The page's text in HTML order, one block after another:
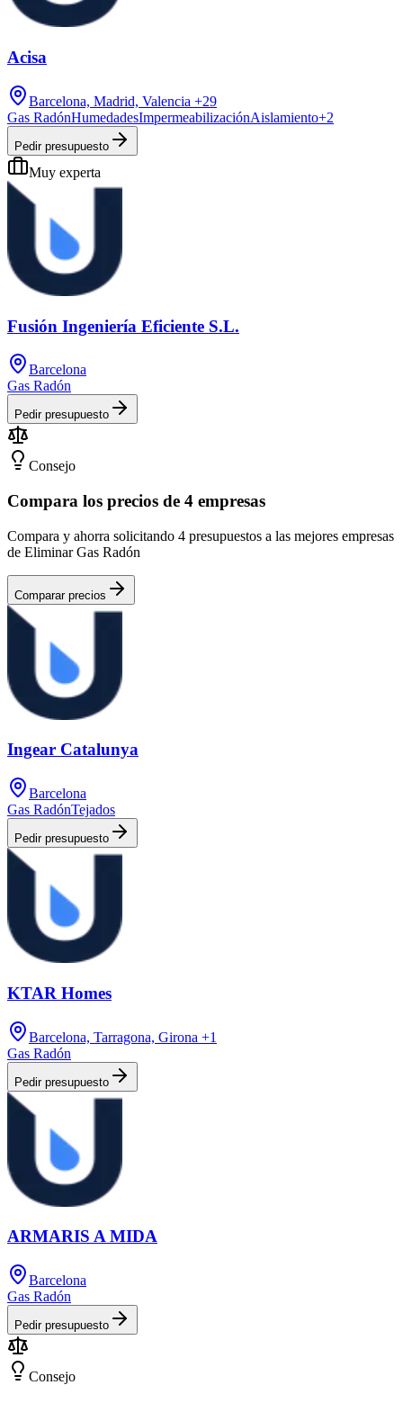
Acisa
Barcelona, Madrid, Valencia +29
Gas RadónHumedadesImpermeabilizaciónAislamiento+2
Pedir presupuesto
Muy experta
Fusión Ingeniería Eficiente S.L.
Barcelona
Gas Radón
Pedir presupuesto
Consejo
Compara los precios de 4 empresas
Compara y ahorra solicitando 4 presupuestos a las mejores empresas
de Eliminar Gas Radón
Comparar precios
Ingear Catalunya
Barcelona
Gas RadónTejados
Pedir presupuesto
KTAR Homes
Barcelona, Tarragona, Girona +1
Gas Radón
Pedir presupuesto
ARMARIS A MIDA
Barcelona
Gas Radón
Pedir presupuesto
Consejo